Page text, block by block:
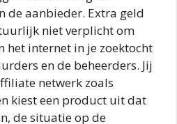
de aanbieder. Extra geld
niet verplicht om
het internet in je zoektocht
en de beheerders. Jij
netwerk zoals
kiest een product uit dat
de situatie op de